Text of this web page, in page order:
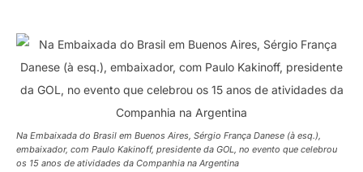
Na Embaixada do Brasil em Buenos Aires, Sérgio França Danese (à esq.),
embaixador, com Paulo Kakinoff, presidente da GOL, no evento que celebrou
os 15 anos de atividades da Companhia na Argentina